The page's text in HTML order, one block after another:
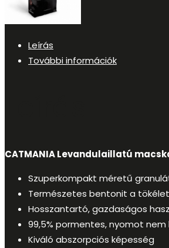
Leírás
További információk
CATMANIA Levandulaillatú
Szuperkompakt méretű
Természetes bentonit a
Hosszantartó, gazdaságos
99,5% pormentes, nyomot
Kiváló abszorpciós képesség